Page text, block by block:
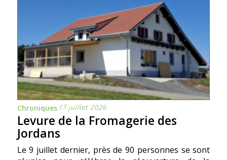
Chroniques 17 juillet 2026
Levure de la Fromagerie des
Jordans
Le 9 juillet dernier, près de 90 personnes se sont